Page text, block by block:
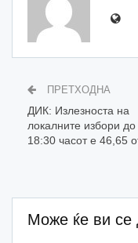
ПРЕТХОДНА
ДИК: Излезноста на
локалните избори до
18:30 часот е 46,65
Може ќе ви се